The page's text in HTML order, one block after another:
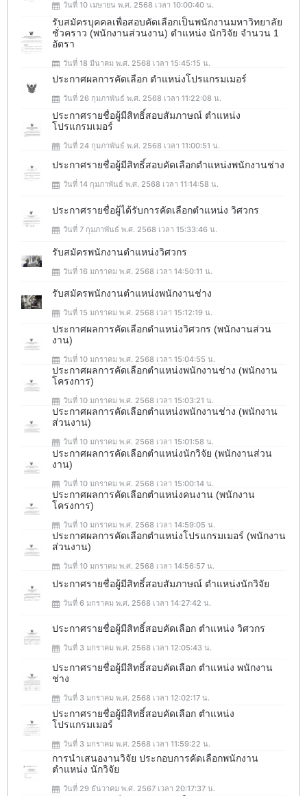
วันที่ 10 เมษายน พ.ศ. 2568 เวลา 10:00:40 น.
รับสมัครบุคคลเพื่อสอบคัดเลือกเป็นพนักงานมหาวิทยาลัย
ชั่วคราว (พนักงานส่วนงาน) ตำแหน่ง นักวิจัย จำนวน 1
อัตรา
วันที่ 18 มีนาคม พ.ศ. 2568 เวลา 15:45:15 น.
ประกาศผลการคัดเลือก ตำแหน่งโปรแกรมเมอร์
วันที่ 26 กุมภาพันธ์ พ.ศ. 2568 เวลา 11:22:08 น.
ประกาศรายชื่อผู้มีสิทธิ์สอบสัมภาษณ์ ตำแหน่ง
โปรแกรมเมอร์
วันที่ 24 กุมภาพันธ์ พ.ศ. 2568 เวลา 11:00:51 น.
ประกาศรายชื่อผู้มีสิทธิ์สอบคัดเลือกตำแหน่งพนักงานช่าง
วันที่ 14 กุมภาพันธ์ พ.ศ. 2568 เวลา 11:14:58 น.
ประกาศรายชื่อผู้ได้รับการคัดเลือกตำแหน่ง วิศวกร
วันที่ 7 กุมภาพันธ์ พ.ศ. 2568 เวลา 15:33:46 น.
รับสมัครพนักงานตำแหน่งวิศวกร
วันที่ 16 มกราคม พ.ศ. 2568 เวลา 14:50:11 น.
รับสมัครพนักงานตำแหน่งพนักงานช่าง
วันที่ 15 มกราคม พ.ศ. 2568 เวลา 15:12:19 น.
ประกาศผลการคัดเลือกตำแหน่งวิศวกร (พนักงานส่วน
งาน)
วันที่ 10 มกราคม พ.ศ. 2568 เวลา 15:04:55 น.
ประกาศผลการคัดเลือกตำแหน่งพนักงานช่าง (พนักงาน
โครงการ)
วันที่ 10 มกราคม พ.ศ. 2568 เวลา 15:03:21 น.
ประกาศผลการคัดเลือกตำแหน่งพนักงานช่าง (พนักงาน
ส่วนงาน)
วันที่ 10 มกราคม พ.ศ. 2568 เวลา 15:01:58 น.
ประกาศผลการคัดเลือกตำแหน่งนักวิจัย (พนักงานส่วน
งาน)
วันที่ 10 มกราคม พ.ศ. 2568 เวลา 15:00:14 น.
ประกาศผลการคัดเลือกตำแหน่งคนงาน (พนักงาน
โครงการ)
วันที่ 10 มกราคม พ.ศ. 2568 เวลา 14:59:05 น.
ประกาศผลการคัดเลือกตำแหน่งโปรแกรมเมอร์ (พนักงาน
ส่วนงาน)
วันที่ 10 มกราคม พ.ศ. 2568 เวลา 14:56:57 น.
ประกาศรายชื่อผู้มีสิทธิ์สอบสัมภาษณ์ ตำแหน่งนักวิจัย
วันที่ 6 มกราคม พ.ศ. 2568 เวลา 14:27:42 น.
ประกาศรายชื่อผู้มีสิทธิ์สอบคัดเลือก ตำแหน่ง วิศวกร
วันที่ 3 มกราคม พ.ศ. 2568 เวลา 12:05:43 น.
ประกาศรายชื่อผู้มีสิทธิ์สอบคัดเลือก ตำแหน่ง พนักงาน
ช่าง
วันที่ 3 มกราคม พ.ศ. 2568 เวลา 12:02:17 น.
ประกาศรายชื่อผู้มีสิทธิ์สอบคัดเลือก ตำแหน่ง
โปรแกรมเมอร์
วันที่ 3 มกราคม พ.ศ. 2568 เวลา 11:59:22 น.
การนำเสนองานวิจัย ประกอบการคัดเลือกพนักงาน
ตำแหน่ง นักวิจัย
วันที่ 29 ธันวาคม พ.ศ. 2567 เวลา 20:17:37 น.